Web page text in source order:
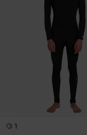
1